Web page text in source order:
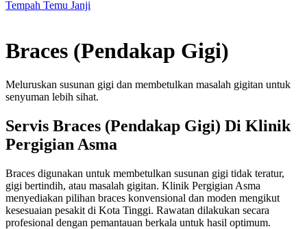
Tempah Temu Janji
Braces (Pendakap Gigi)
Meluruskan susunan gigi dan membetulkan masalah gigitan untuk
senyuman lebih sihat.
Servis Braces (Pendakap Gigi) Di Klinik
Pergigian Asma
Braces digunakan untuk membetulkan susunan gigi tidak teratur,
gigi bertindih, atau masalah gigitan. Klinik Pergigian Asma
menyediakan pilihan braces konvensional dan moden mengikut
kesesuaian pesakit di Kota Tinggi. Rawatan dilakukan secara
profesional dengan pemantauan berkala untuk hasil optimum.